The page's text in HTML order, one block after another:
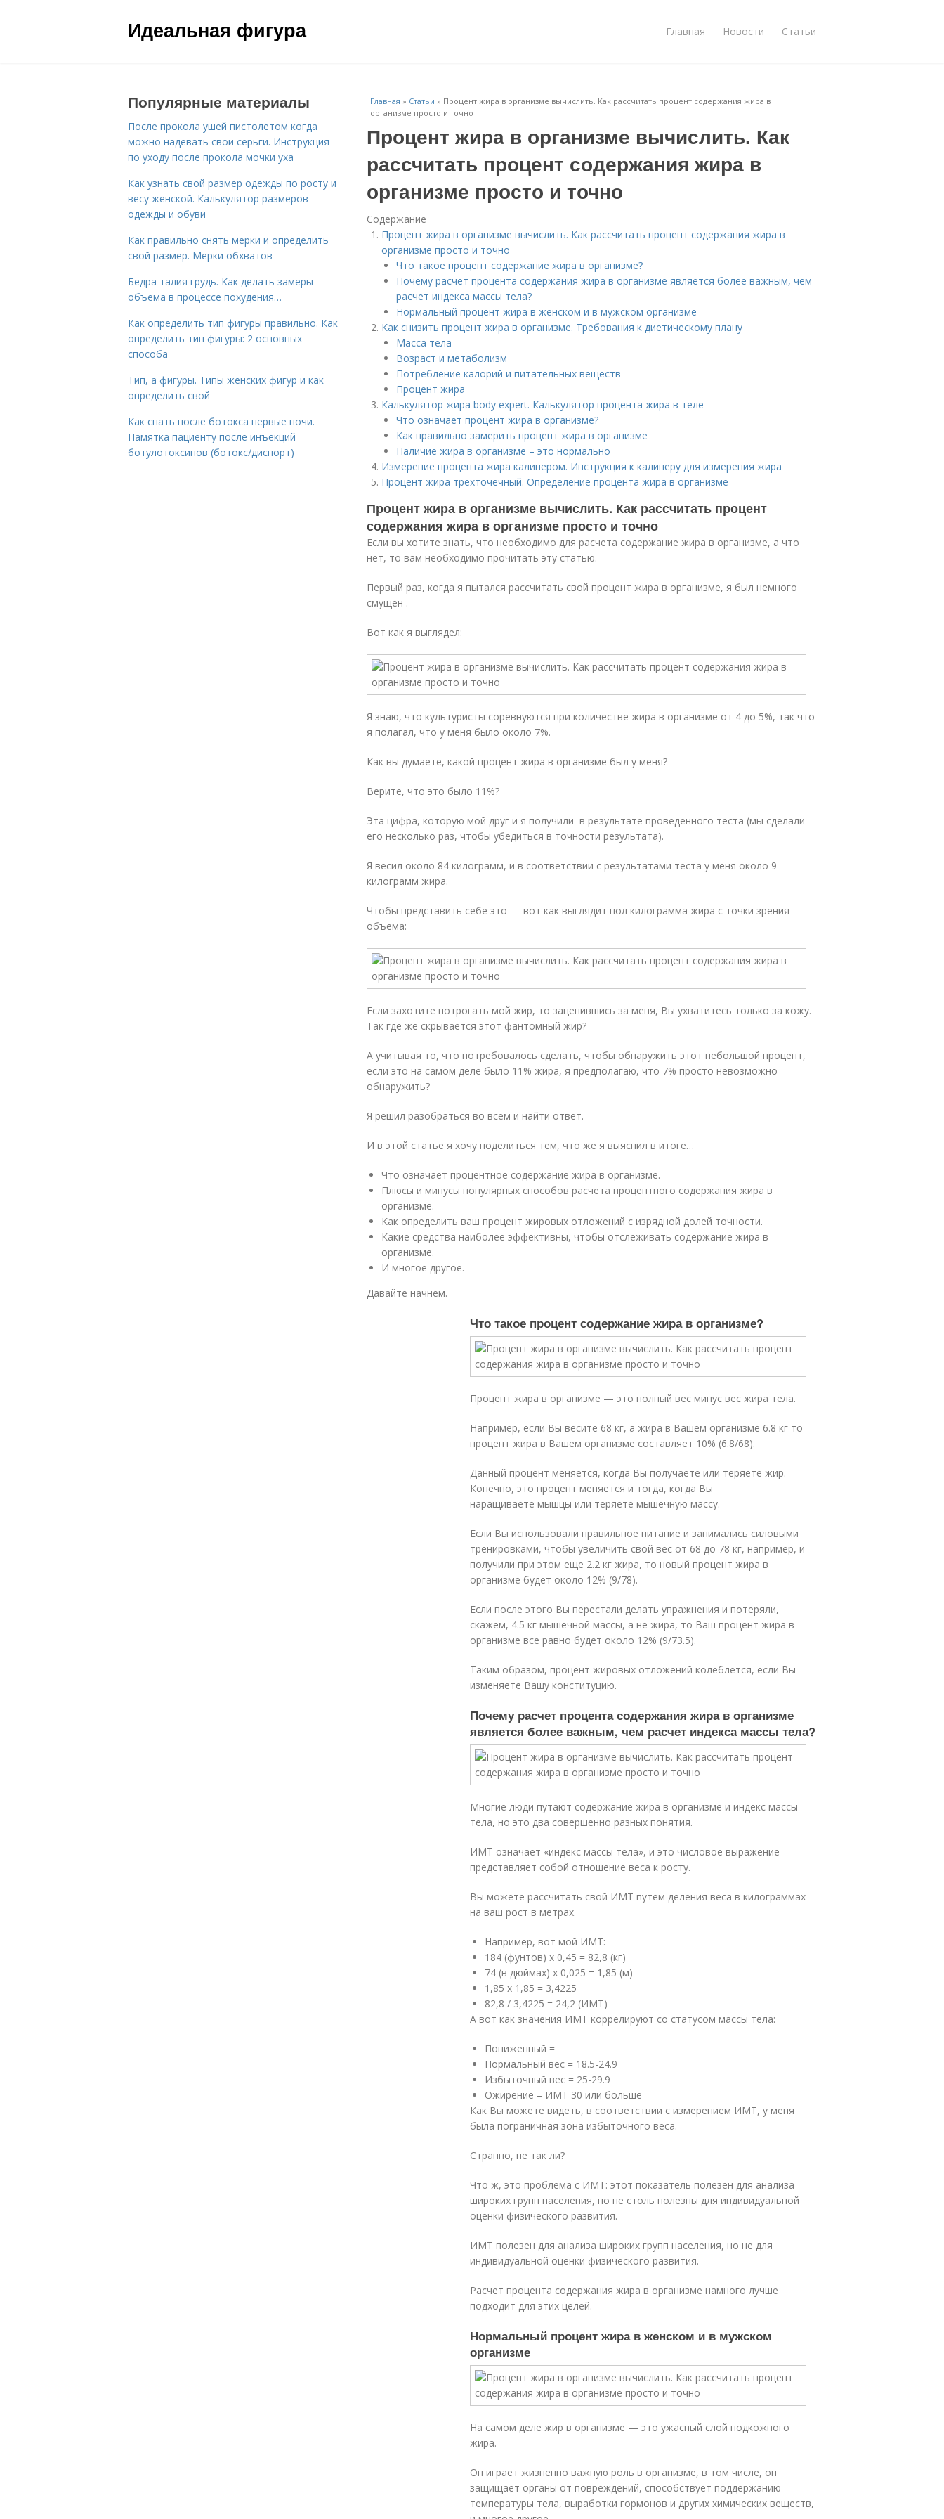
Идеальная фигура Главная Новости Статьи
Главная » Статьи » Процент жира в организме вычислить. Как рассчитать процент содержания жира в
организме просто и точно
Процент жира в организме вычислить. Как
рассчитать процент содержания жира в
организме просто и точно
Содержание
Процент жира в организме вычислить. Как рассчитать процент содержания жира в
организме просто и точно
Что такое процент содержание жира в организме?
Почему расчет процента содержания жира в организме является более важным, чем
расчет индекса массы тела?
Нормальный процент жира в женском и в мужском организме
Как снизить процент жира в организме. Требования к диетическому плану
Масса тела
Возраст и метаболизм
Потребление калорий и питательных веществ
Процент жира
Калькулятор жира body expert. Калькулятор процента жира в теле
Что означает процент жира в организме?
Как правильно замерить процент жира в организме
Наличие жира в организме – это нормально
Измерение процента жира калипером. Инструкция к калиперу для измерения жира
Процент жира трехточечный. Определение процента жира в организме
Процент жира в организме вычислить. Как рассчитать процент
содержания жира в организме просто и точно
Если вы хотите знать, что необходимо для расчета содержание жира в организме, а что
нет, то вам необходимо прочитать эту статью.
Первый раз, когда я пытался рассчитать свой процент жира в организме, я был немного
смущен .
Вот как я выглядел:
Я знаю, что культуристы соревнуются при количестве жира в организме от 4 до 5%, так что
я полагал, что у меня было около 7%.
Как вы думаете, какой процент жира в организме был у меня?
Верите, что это было 11%?
Эта цифра, которую мой друг и я получили в результате проведенного теста (мы сделали
его несколько раз, чтобы убедиться в точности результата).
Я весил около 84 килограмм, и в соответствии с результатами теста у меня около 9
килограмм жира.
Чтобы представить себе это — вот как выглядит пол килограмма жира с точки зрения
объема:
Если захотите потрогать мой жир, то зацепившись за меня, Вы ухватитесь только за кожу.
Так где же скрывается этот фантомный жир?
А учитывая то, что потребовалось сделать, чтобы обнаружить этот небольшой процент,
если это на самом деле было 11% жира, я предполагаю, что 7% просто невозможно
обнаружить?
Я решил разобраться во всем и найти ответ.
И в этой статье я хочу поделиться тем, что же я выяснил в итоге…
Что означает процентное содержание жира в организме.
Плюсы и минусы популярных способов расчета процентного содержания жира в
организме.
Как определить ваш процент жировых отложений с изрядной долей точности.
Какие средства наиболее эффективны, чтобы отслеживать содержание жира в
организме.
И многое другое.
Давайте начнем.
Что такое процент содержание жира в организме?
Процент жира в организме — это полный вес минус вес жира тела.
Например, если Вы весите 68 кг, а жира в Вашем организме 6.8 кг то
процент жира в Вашем организме составляет 10% (6.8/68).
Данный процент меняется, когда Вы получаете или теряете жир.
Конечно, это процент меняется и тогда, когда Вы
наращиваете мышцы или теряете мышечную массу.
Если Вы использовали правильное питание и занимались силовыми
тренировками, чтобы увеличить свой вес от 68 до 78 кг, например, и
получили при этом еще 2.2 кг жира, то новый процент жира в
организме будет около 12% (9/78).
Если после этого Вы перестали делать упражнения и потеряли,
скажем, 4.5 кг мышечной массы, а не жира, то Ваш процент жира в
организме все равно будет около 12% (9/73.5).
Таким образом, процент жировых отложений колеблется, если Вы
изменяете Вашу конституцию.
Почему расчет процента содержания жира в организме
является более важным, чем расчет индекса массы тела?
Многие люди путают содержание жира в организме и индекс массы
тела, но это два совершенно разных понятия.
ИМТ означает «индекс массы тела», и это числовое выражение
представляет собой отношение веса к росту.
Вы можете рассчитать свой ИМТ путем деления веса в килограммах
на ваш рост в метрах.
Например, вот мой ИМТ:
184 (фунтов) х 0,45 = 82,8 (кг)
74 (в дюймах) х 0,025 = 1,85 (м)
1,85 х 1,85 = 3,4225
82,8 / 3,4225 = 24,2 (ИМТ)
А вот как значения ИМТ коррелируют со статусом массы тела:
Пониженный =
Нормальный вес = 18.5-24.9
Избыточный вес = 25-29.9
Ожирение = ИМТ 30 или больше
Как Вы можете видеть, в соответствии с измерением ИМТ, у меня
была пограничная зона избыточного веса.
Странно, не так ли?
Что ж, это проблема с ИМТ: этот показатель полезен для анализа
широких групп населения, но не столь полезны для индивидуальной
оценки физического развития.
ИМТ полезен для анализа широких групп населения, но не для
индивидуальной оценки физического развития.
Расчет процента содержания жира в организме намного лучше
подходит для этих целей.
Нормальный процент жира в женском и в мужском
организме
На самом деле жир в организме — это ужасный слой подкожного
жира.
Он играет жизненно важную роль в организме, в том числе, он
защищает органы от повреждений, способствует поддержанию
температуры тела, выработки гормонов и других химических веществ,
Популярные материалы
После прокола ушей пистолетом когда
можно надевать свои серьги. Инструкция
по уходу после прокола мочки уха
Как узнать свой размер одежды по росту и
весу женской. Калькулятор размеров
одежды и обуви
Как правильно снять мерки и определить
свой размер. Мерки обхватов
Бедра талия грудь. Как делать замеры
объёма в процессе похудения…
Как определить тип фигуры правильно. Как
определить тип фигуры: 2 основных
способа
Тип, а фигуры. Типы женских фигур и как
определить свой
Как спать после ботокса первые ночи.
Памятка пациенту после инъекций
ботулотоксинов (ботокс/диспорт)